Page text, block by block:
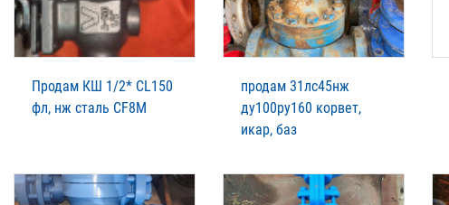
Продам КШ 1/2* СL150
фл, нж сталь CF8M
продам 31лс45нж
ду100ру160 корвет,
икар, баз